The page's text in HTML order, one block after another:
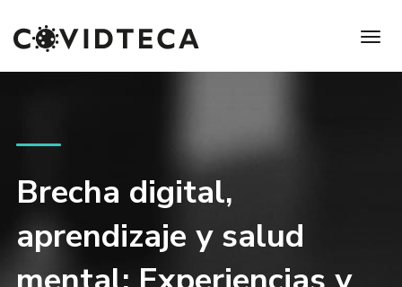
Brecha digital,
aprendizaje y salud